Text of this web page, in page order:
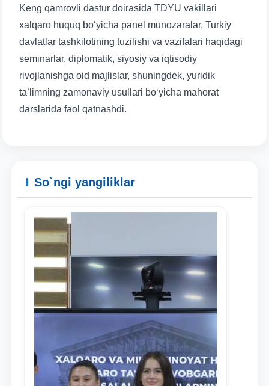
Ism va familiyangiz
Telefon raqamingiz
yuborish
Keng qamrovli dastur doirasida TDYU vakillari
xalqaro huquq bo‘yicha panel munozaralar, Turkiy
davlatlar tashkilotining tuzilishi va vazifalari haqidagi
seminarlar, diplomatik, siyosiy va iqtisodiy
rivojlanishga oid majlislar, shuningdek, yuridik
ta’limning zamonaviy usullari bo‘yicha mahorat
darslarida faol qatnashdi.
So`ngi yangiliklar